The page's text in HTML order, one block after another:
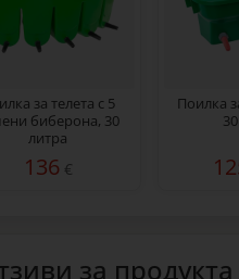
за телета с 5
биберона, 30
литра
136 €
Поилка
за продукта